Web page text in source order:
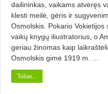
dailininkas, vaikams atvėręs
klesti meilė, gėris ir
Osmolskis. Pokario
vaikų knygų iliustratorius, o
geriau žinomas kaip
Osmolskis gimė 1919 m. …
Toliau...